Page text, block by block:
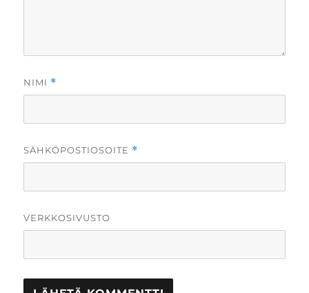
NIMI *
SÄHKÖPOSTIOSOITE *
VERKKOSIVUSTO